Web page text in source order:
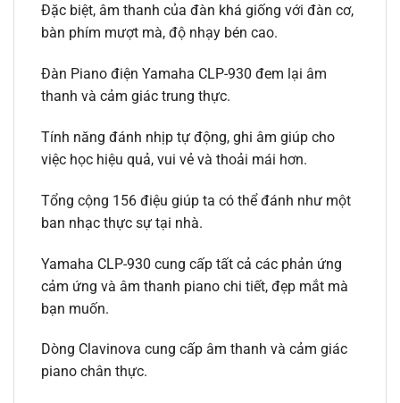
Đặc biệt, âm thanh của đàn khá giống với đàn cơ,
bàn phím mượt mà, độ nhạy bén cao.
Đàn Piano điện Yamaha CLP-930 đem lại âm
thanh và cảm giác trung thực.
Tính năng đánh nhịp tự động, ghi âm giúp cho
việc học hiệu quả, vui vẻ và thoải mái hơn.
Tổng cộng 156 điệu giúp ta có thể đánh như một
ban nhạc thực sự tại nhà.
Yamaha CLP-930 cung cấp tất cả các phản ứng
cảm ứng và âm thanh piano chi tiết, đẹp mắt mà
bạn muốn.
Dòng Clavinova cung cấp âm thanh và cảm giác
piano chân thực.